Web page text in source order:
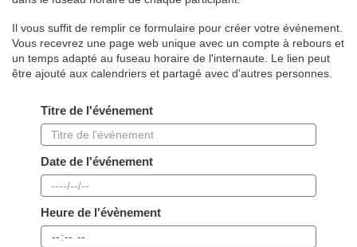
Il vous suffit de remplir ce formulaire pour créer votre événement.
Vous recevrez une page web unique avec un compte à rebours et
un temps adapté au fuseau horaire de l'internaute. Le lien peut
être ajouté aux calendriers et partagé avec d'autres personnes.
Titre de l'événement
Date de l'événement
Heure de l'évènement